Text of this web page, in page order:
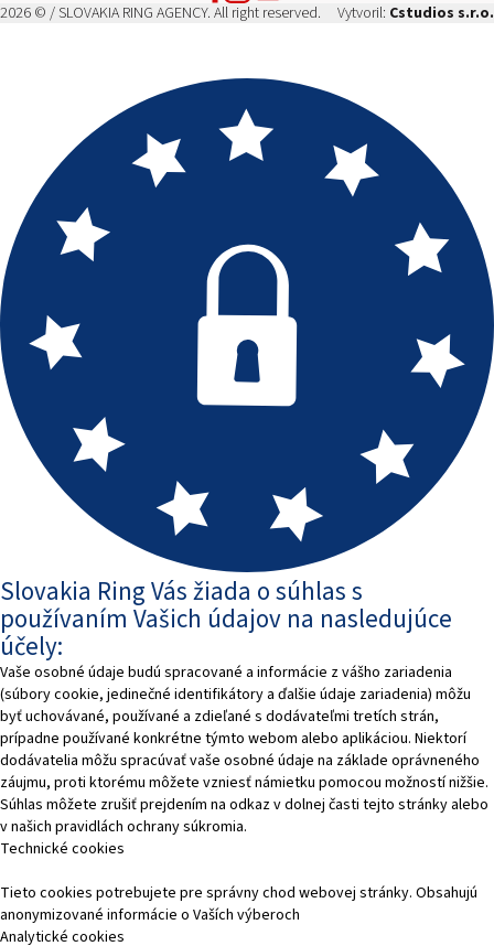
2026 © / SLOVAKIA RING AGENCY. All right reserved. Vytvoril: Cstudios s.r.o.
Slovakia Ring Vás žiada o súhlas s
používaním Vašich údajov na nasledujúce
účely:
Vaše osobné údaje budú spracované a informácie z vášho zariadenia
(súbory cookie, jedinečné identifikátory a ďalšie údaje zariadenia) môžu
byť uchovávané, používané a zdieľané s dodávateľmi tretích strán,
prípadne používané konkrétne týmto webom alebo aplikáciou. Niektorí
dodávatelia môžu spracúvať vaše osobné údaje na základe oprávneného
záujmu, proti ktorému môžete vzniesť námietku pomocou možností nižšie.
Súhlas môžete zrušiť prejdením na odkaz v dolnej časti tejto stránky alebo
v našich pravidlách ochrany súkromia.
Technické cookies
Tieto cookies potrebujete pre správny chod webovej stránky. Obsahujú
anonymizované informácie o Vaších výberoch
Analytické cookies